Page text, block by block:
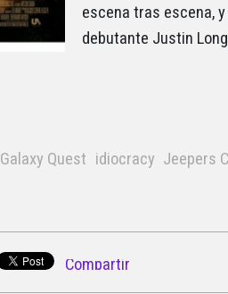
escena tras escena,
debutante Justin Long
Galaxy Quest idiocracy Jeepers
Compartir